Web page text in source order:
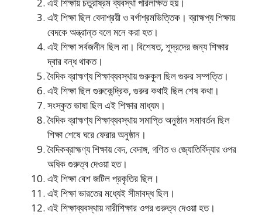
এই শিক্ষা ছিল বেদাশ্রয়ী ও বর্গাশ্রমভিত্তিক। ব্রাহ্মপ্য শিক্ষায়
বেদকে অন্ত্রান্ত বলে মনে করা হত।
এই শিক্ষা সর্বজনীন ছিল না। বিশেষত, শূদ্রদের জন্য শিক্ষার
দ্বার বন্ধ থাকত।
বৈদিক ব্রাহ্মণ্য শিক্ষাব্যবস্থায় গুরুকুল ছিল গুরুর সম্পত্তি।
এই শিক্ষা ছিল গুরুকেন্দ্রিক, গুরুর কথাই ছিল শেষ কথা।
সংস্কৃত ভাষা ছিল এই শিক্ষার মাধ্যম।
বৈদিক ব্রাহ্মণ্য শিক্ষাব্যবস্থায় সমাপ্তি অনুষ্ঠান সমাবর্তন ছিল
শিক্ষা শেষে ঘরে ফেরার অনুষ্ঠান।
বৈদিকব্রাহ্মণ্য শিক্ষায় বেদ, বেদাঙ্গ, গণিত ও জ্যোতির্বিদ্যার ওপর
অধিক গুরুত্ব দেওয়া হত।
এই শিক্ষা বেশ জটিল প্রকৃতির ছিল।
এই শিক্ষা ভারতের মধ্যেই সীমাবদ্ধ ছিল।
এই শিক্ষাব্যবস্থায় নারীশিক্ষার ওপর গুরুত্ব দেওয়া হত।